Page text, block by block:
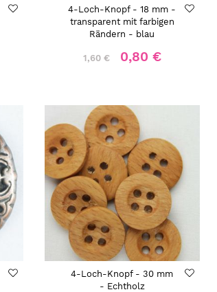
4-Loch-Knopf - 18 mm -
transparent mit farbigen
Rändern - blau
1,60 € 0,80 €
4-Loch-Knopf - 30 mm
- Echtholz